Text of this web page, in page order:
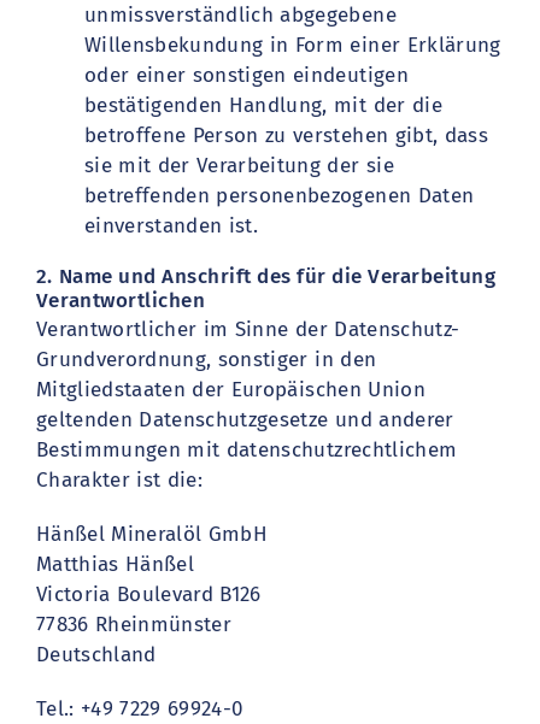
unmissverständlich abgegebene
Willensbekundung in Form einer Erklärung
oder einer sonstigen eindeutigen
bestätigenden Handlung, mit der die
betroffene Person zu verstehen gibt, dass
sie mit der Verarbeitung der sie
betreffenden personenbezogenen Daten
einverstanden ist.
2. Name und Anschrift des für die Verarbeitung
Verantwortlichen
Verantwortlicher im Sinne der Datenschutz-
Grundverordnung, sonstiger in den
Mitgliedstaaten der Europäischen Union
geltenden Datenschutzgesetze und anderer
Bestimmungen mit datenschutzrechtlichem
Charakter ist die:
Hänßel Mineralöl GmbH
Matthias Hänßel
Victoria Boulevard B126
77836 Rheinmünster
Deutschland
Tel.: +49 7229 69924-0